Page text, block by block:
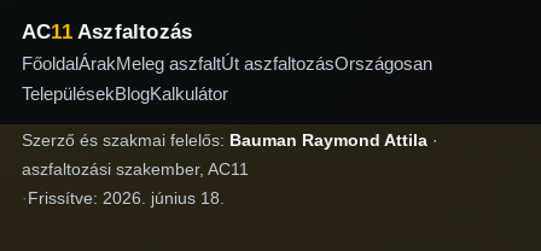
AC11Aszfaltozás
FőoldalÁrakMeleg aszfaltÚt aszfaltozásOrszágosan
TelepülésekBlogKalkulátor
Szerző és szakmai felelős: Bauman Raymond Attila·
aszfaltozási szakember, AC11
·Frissítve: 2026. június 18.